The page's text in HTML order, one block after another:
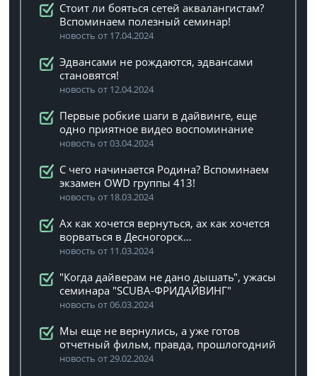
Стоит ли бояться сетей аквалангистам?
Вспоминаем полезный семинар!
новость от 17.04.2024
Эдвансами не рождаются, эдвансами
становятся!
новость от 12.04.2024
Первые робкие шаги в дайвинге, еще
одно приятное видео воспоминание
новость от 03.04.2024
C чего начинается Родина? Вспоминаем
экзамен OWD группы 413!
новость от 18.03.2024
Ах как хочется вернуться, ах как хочется
ворваться в Десногорск…
новость от 11.03.2024
"Когда дайверам не дано дышать", ужасы
семинара "SCUBA-ФРИДАЙВИНГ"
новость от 06.03.2024
Мы еще не вернулись, а уже готов
отчетный фильм, правда, прошлогодний
новость от 29.02.2024